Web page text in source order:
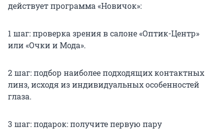
действует программа «Новичок»:
1 шаг: проверка зрения в салоне «Оптик-Центр»
или «Очки и Мода».
2 шаг: подбор наиболее подходящих контактных
линз, исходя из индивидуальных особенностей
глаза.
3 шаг: подарок: получите первую пару